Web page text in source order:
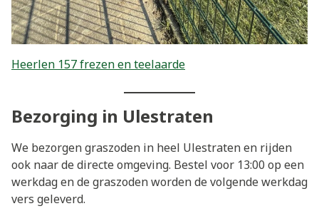
Heerlen 157 frezen en teelaarde
Bezorging in Ulestraten
We bezorgen graszoden in heel Ulestraten en rijden
ook naar de directe omgeving. Bestel voor 13:00 op een
werkdag en de graszoden worden de volgende werkdag
vers geleverd.